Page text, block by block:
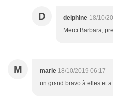
D delphine 18/10/
Merci Barbara,
M marie 18/10/2019 06:17
un grand bravo à elles et